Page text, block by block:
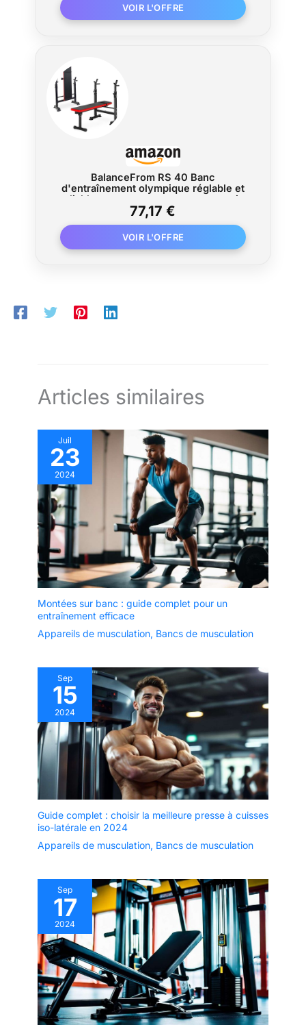
BalanceFrom RS 40 Banc
d'entraînement olympique réglable et
pliable avec support pour squat, noir
77,17 €
Articles similaires
Juil
23
2024
Montées sur banc : guide complet pour un
entraînement efficace
Appareils de musculation, Bancs de musculation
Sep
15
2024
Guide complet : choisir la meilleure presse à cuisses
iso-latérale en 2024
Appareils de musculation, Bancs de musculation
Sep
17
2024